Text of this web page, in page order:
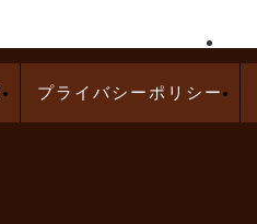
プライバシーポリシー